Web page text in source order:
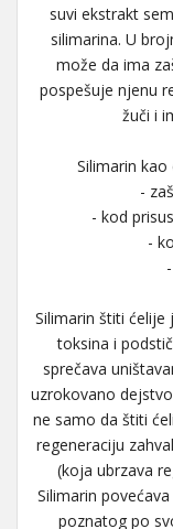
suvi ekstrakt
silimarina. U
može da ima
pospešuje njenu
žuči i
Silimarin
-
- kod
-
Silimarin štiti
toksina i
sprečava
uzrokovano
ne samo da štiti
regeneraciju
(koja ubrzava
Silimarin
poznatog po